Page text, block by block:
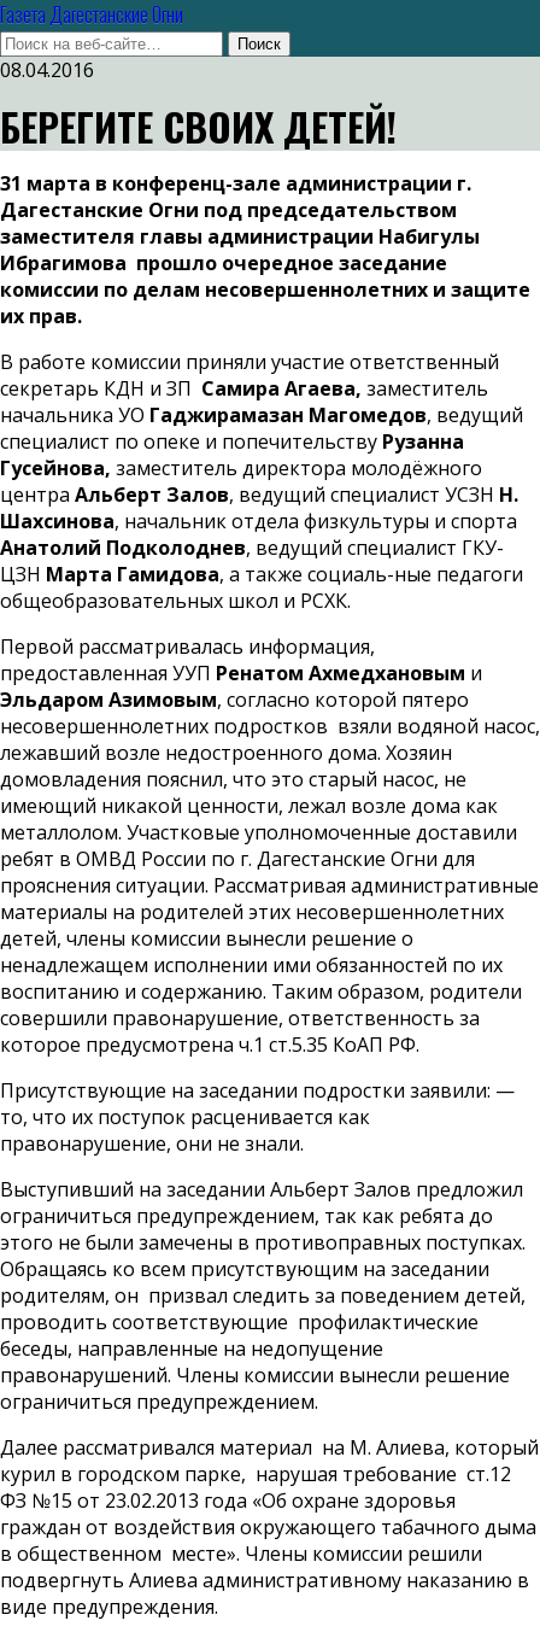
Газета Дагестанские Огни
08.04.2016
БЕРЕГИТЕ СВОИХ ДЕТЕЙ!
31 марта в конференц-зале администрации г.
Дагестанские Огни под председательством
заместителя главы администрации Набигулы
Ибрагимова прошло очередное заседание
комиссии по делам несовершеннолетних и защите
их прав.
В работе комиссии приняли участие ответственный
секретарь КДН и ЗП Самира Агаева, заместитель
начальника УО Гаджирамазан Магомедов, ведущий
специалист по опеке и попечительству Рузанна
Гусейнова, заместитель директора молодёжного
центра Альберт Залов, ведущий специалист УСЗН Н.
Шахсинова, начальник отдела физкультуры и спорта
Анатолий Подколоднев, ведущий специалист ГКУ-
ЦЗН Марта Гамидова, а также социаль-ные педагоги
общеобразовательных школ и РСХК.
Первой рассматривалась информация,
предоставленная УУП Ренатом Ахмедхановым и
Эльдаром Азимовым, согласно которой пятеро
несовершеннолетних подростков взяли водяной насос,
лежавший возле недостроенного дома. Хозяин
домовладения пояснил, что это старый насос, не
имеющий никакой ценности, лежал возле дома как
металлолом. Участковые уполномоченные доставили
ребят в ОМВД России по г. Дагестанские Огни для
прояснения ситуации. Рассматривая административные
материалы на родителей этих несовершеннолетних
детей, члены комиссии вынесли решение о
ненадлежащем исполнении ими обязанностей по их
воспитанию и содержанию. Таким образом, родители
совершили правонарушение, ответственность за
которое предусмотрена ч.1 ст.5.35 КоАП РФ.
Присутствующие на заседании подростки заявили: —
то, что их поступок расценивается как
правонарушение, они не знали.
Выступивший на заседании Альберт Залов предложил
ограничиться предупреждением, так как ребята до
этого не были замечены в противоправных поступках.
Обращаясь ко всем присутствующим на заседании
родителям, он призвал следить за поведением детей,
проводить соответствующие профилактические
беседы, направленные на недопущение
правонарушений. Члены комиссии вынесли решение
ограничиться предупреждением.
Далее рассматривался материал на М. Алиева, который
курил в городском парке, нарушая требование ст.12
ФЗ №15 от 23.02.2013 года «Об охране здоровья
граждан от воздействия окружающего табачного дыма
в общественном месте». Члены комиссии решили
подвергнуть Алиева административному наказанию в
виде предупреждения.